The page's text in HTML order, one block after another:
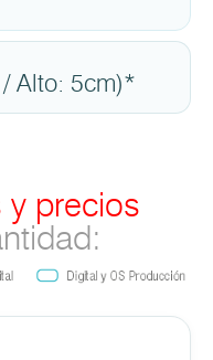
Alto: 5cm)*
y precios